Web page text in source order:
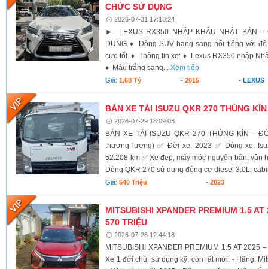
CHỨC SỬ DỤNG
2026-07-31 17:13:24
► LEXUS RX350 NHẬP KHẨU NHẬT BẢN –
DỤNG ♦ Dòng SUV hạng sang nổi tiếng với
cực tốt. ♦ Thông tin xe: ♦ Lexus RX350 nhập
♦ Màu trắng sang...Xem tiếp
Giá:1.68 Tỷ -2015 - LEXUS
BÁN XE TẢI ISUZU QKR 270 THÙNG
2026-07-29 18:09:03
BÁN XE TẢI ISUZU QKR 270 THÙNG KÍN –
thương lượng) ✅ Đời xe: 2023 ✅ Dòng xe:
52.208 km ✅ Xe đẹp, máy móc nguyên bản, vận
Dòng QKR 270 sử dụng động cơ diesel 3.0L,
Giá:540 Triệu - 2023
MITSUBISHI XPANDER PREMIUM 1.5
570 TRIỆU
2026-07-26 12:44:18
MITSUBISHI XPANDER PREMIUM 1.5 AT 2025
Xe 1 đời chủ, sử dụng kỹ, còn rất mới. - Hãng: